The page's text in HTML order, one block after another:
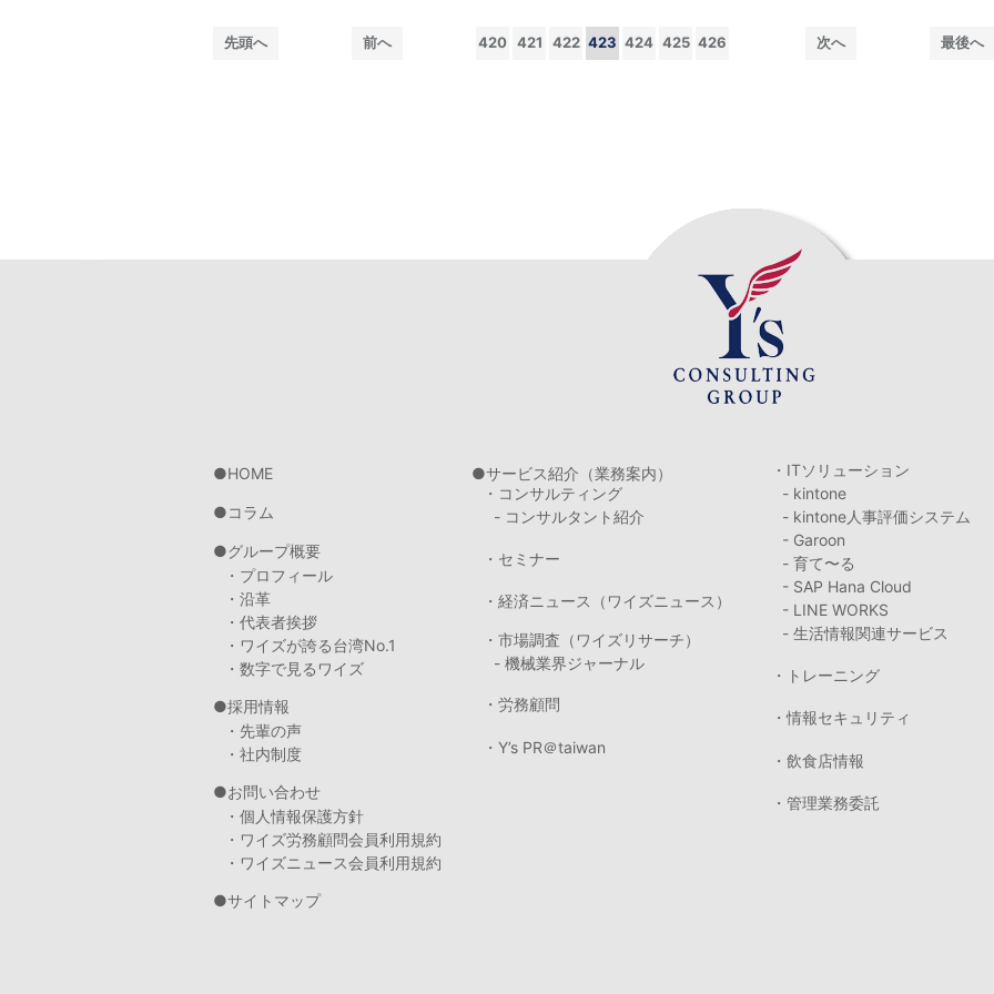
先頭へ 前へ 420 421 422 423 424 425 426 次へ 最後へ
HOME
コラム
グループ概要
・プロフィール
・沿革
・代表者挨拶
・ワイズが誇る台湾No.1
・数字で見るワイズ
採用情報
・先輩の声
・社内制度
お問い合わせ
・個人情報保護方針
・ワイズ労務顧問会員利用規約
・ワイズニュース会員利用規約
サイトマップ
サービス紹介（業務案内）
・コンサルティング
- コンサルタント紹介
・セミナー
・経済ニュース（ワイズニュース）
・市場調査（ワイズリサーチ）
- 機械業界ジャーナル
・労務顧問
・Y’s PR＠taiwan
・ITソリューション
- kintone
- kintone人事評価システム
- Garoon
- 育て〜る
- SAP Hana Cloud
- LINE WORKS
- 生活情報関連サービス
・トレーニング
・情報セキュリティ
・飲食店情報
・管理業務委託